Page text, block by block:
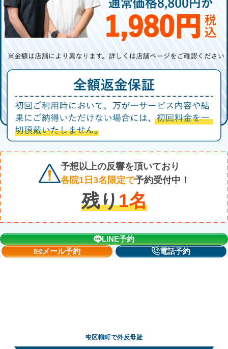
予想以上の反響を頂いており
各院1日3名限定で予約受付中！
残り1名
LINE予約
メール予約
電話予約
中区幟町で外反母趾